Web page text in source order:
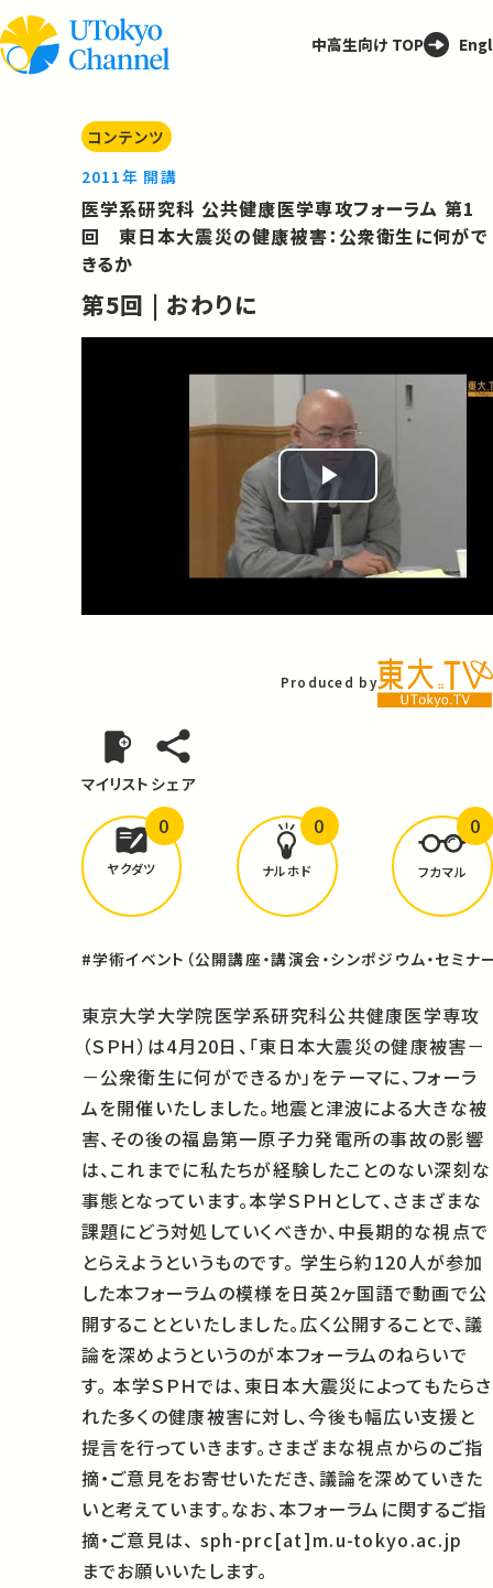
中高生向け TOP
コンテンツ
2011年 開講
医学系研究科 公共健康医学専攻フォーラム 第1
回 東日本大震災の健康被害：公衆衛生に何がで
きるか
第5回 | おわりに
Play
Video
Produced by
マイリスト シェア
どんな学びがありましたか？
ヤクダツ
0
ナルホド
0
フカマル
0
#学術イベント（公開講座・講演会・シンポジウム・セミナ
東京大学大学院医学系研究科公共健康医学専攻
（ＳＰＨ）は4月20日、「東日本大震災の健康被害－
－公衆衛生に何ができるか」をテーマに、フォーラ
ムを開催いたしました。地震と津波による大きな被
害、その後の福島第一原子力発電所の事故の影響
は、これまでに私たちが経験したことのない深刻な
事態となっています。本学ＳＰＨとして、さまざまな
課題にどう対処していくべきか、中長期的な視点で
とらえようというものです。 学生ら約120人が参加
した本フォーラムの模様を日英2ヶ国語で動画で公
開することといたしました。広く公開することで、議
論を深めようというのが本フォーラムのねらいで
す。 本学ＳＰＨでは、東日本大震災によってもたらさ
れた多くの健康被害に対し、今後も幅広い支援と
提言を行っていきます。さまざまな視点からのご指
摘・ご意見をお寄せいただき、議論を深めていきた
いと考えています。なお、本フォーラムに関するご指
摘・ご意見は、 sph-prc[at]m.u-tokyo.ac.jp
までお願いいたします。